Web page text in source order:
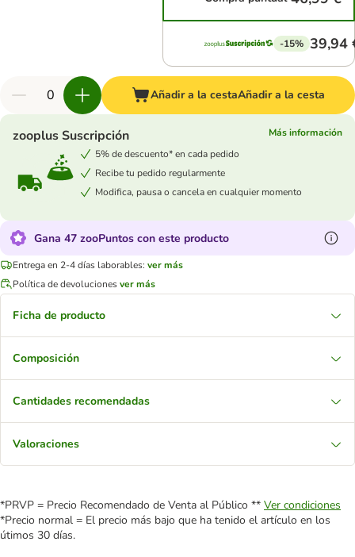
-15% 39,94
Añadir a la cestaAñadir a la cesta
zooplus Suscripción
Más información
5% de descuento* en cada pedido
Recibe tu pedido regularmente
Modifica, pausa o cancela en cualquier momento
Gana 47 zooPuntos con este producto
Entrega en 2-4 días laborables: ver más
Política de devolucionesver más
Ficha de producto
Composición
Cantidades recomendadas
Valoraciones
*PRVP = Precio Recomendado de Venta al Público ** Ver condiciones
*Precio normal = El precio más bajo que ha tenido el artículo en los
útimos 30 días.